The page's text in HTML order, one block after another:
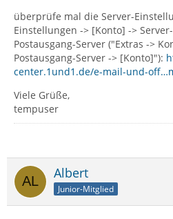
überprüfe mal die Server-
Einstellungen -> [Konto] ->
Postausgang-Server ("Extras ->
Postausgang-Server -> [Konto]"):
center.1und1.de/e-mail-und-
Viele Grüße,
tempuser
Albert
Junior-Mitglied